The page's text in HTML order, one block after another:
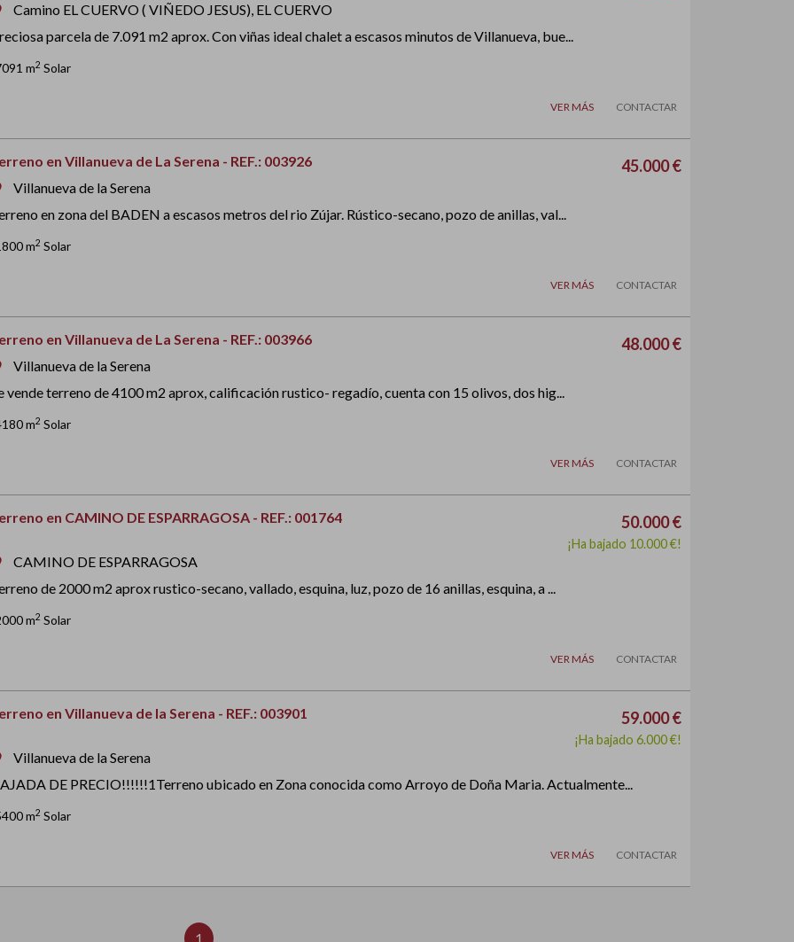
Camino EL CUERVO ( VIÑEDO JESUS), EL CUERVO
parcela de 7.091 m2 aprox. Con viñas ideal chalet a escasos minutos de Villanueva, bue...
m2 Solar
CONTACTAR
VER MÁS
en Villanueva de La Serena - REF.: 003926 45.000 €
Villanueva de la Serena
en zona del BADEN a escasos metros del rio Zújar. Rústico-secano, pozo de anillas, val...
m2 Solar
CONTACTAR
VER MÁS
en Villanueva de La Serena - REF.: 003966 48.000 €
Villanueva de la Serena
vende terreno de 4100 m2 aprox, calificación rustico- regadío, cuenta con 15 olivos, dos hig...
m2 Solar
CONTACTAR
VER MÁS
en CAMINO DE ESPARRAGOSA - REF.: 001764 50.000 €
¡Ha bajado 10.000 €!
CAMINO DE ESPARRAGOSA
de 2000 m2 aprox rustico-secano, vallado, esquina, luz, pozo de 16 anillas, esquina, a ...
m2 Solar
CONTACTAR
VER MÁS
en Villanueva de la Serena - REF.: 003901 59.000 €
¡Ha bajado 6.000 €!
Villanueva de la Serena
DE PRECIO!!!!!!1Terreno ubicado en Zona conocida como Arroyo de Doña Maria. Actualmente...
m2 Solar
CONTACTAR
VER MÁS
1